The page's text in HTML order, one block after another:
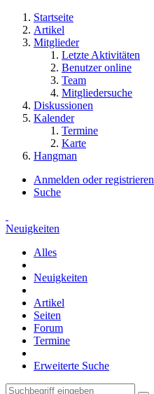
Startseite
Artikel
Mitglieder
Letzte Aktivitäten
Benutzer online
Team
Mitgliedersuche
Diskussionen
Kalender
Termine
Karte
Hangman
Anmelden oder registrieren
Suche
Neuigkeiten
Alles
Neuigkeiten
Artikel
Seiten
Forum
Termine
Erweiterte Suche